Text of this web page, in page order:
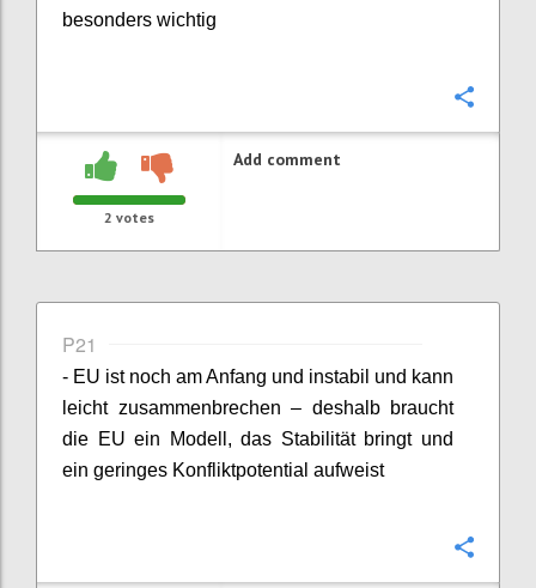
besonders wichtig
2 votes
Add comment
P21
- EU ist noch am Anfang und instabil und kann
leicht zusammenbrechen – deshalb braucht
die EU ein Modell, das Stabilität bringt und
ein geringes Konfliktpotential aufweist